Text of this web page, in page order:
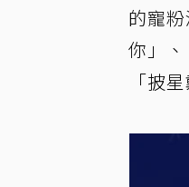
的寵
你」
「披